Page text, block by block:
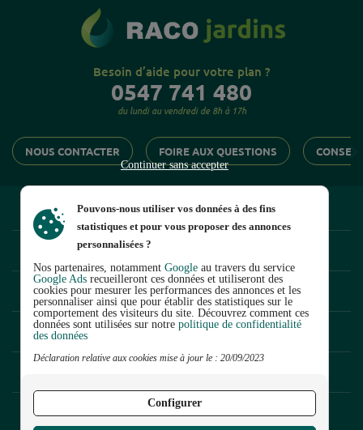
Besoin d’aide pour votre plan ?
0547 741 480
du lundi au vendredi de 8h à 17h
NOUS CONTACTER FOIRE AUX QUESTIONS
POMPES ET ACCESSOIRES
ARROSAGE ENTERRÉ
MICRO-IRRIGATION
ARROSAGE DE SURFACE
est la boutique en ligne de
Continuer sans accepter
Pouvons-nous utiliser vos données à des fins
statistiques et pour vous proposer des annonces
personnalisées ?
Nos partenaires, notamment Google au travers du service
Google Ads recueilleront ces données et utiliseront des
cookies pour mesurer les performances des annonces et les
personnaliser ainsi que pour établir des statistiques sur le
comportement des visiteurs du site. Découvrez comment ces
données sont utilisées sur notre politique de confidentialité
des données
Déclaration relative aux cookies mise à jour le : 20/09/2023
Configurer
Continuer sans accepter